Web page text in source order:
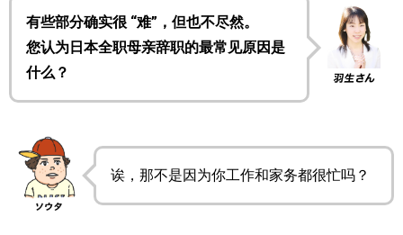
有些部分确实很 “难”，但也不尽然。
您认为日本全职母亲辞职的最常见原因是
什么？
诶，那不是因为你工作和家务都很忙吗？